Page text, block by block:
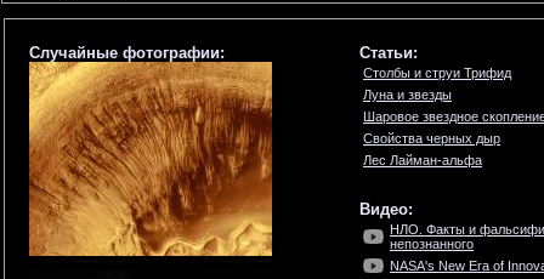
Случайные фотографии: Статьи:
Столбы и струи Трифид
Луна и звезды
Шаровое звездное
Свойства черных дыр
Лес Лайман-альфа
Видео:
НЛО. Факты и
непознанного
NASA's New Era of